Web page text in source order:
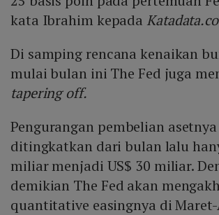
kata Ibrahim kepada
Di samping rencana kenaikan
mulai bulan ini The Fed juga
tapering off.
Pengurangan pembelian asetnya
ditingkatkan dari bulan lalu
miliar menjadi US$ 30 miliar.
demikian The Fed akan
quantitative easingnya di